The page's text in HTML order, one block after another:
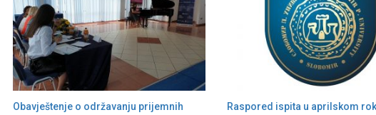
Obavještenje o održavanju prijemnih
Raspored ispita u aprilskom